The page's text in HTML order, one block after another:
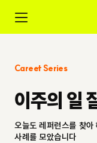
Careet Series
이주의 일
오늘도 레퍼런스를 찾
사례를 모았습니다